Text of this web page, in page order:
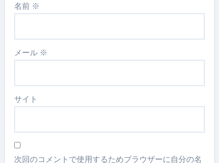
名前 ※
メール ※
サイト
次回のコメントで使用するためブラウザーに自分の名